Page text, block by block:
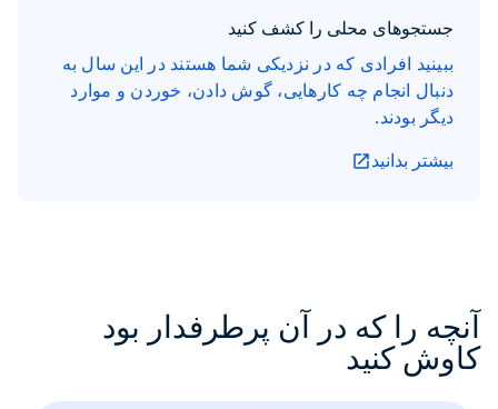
جستجوهای محلی را کشف کنید
ببینید افرادی که در نزدیکی شما هستند در این سال به
دنبال انجام چه کارهایی، گوش دادن، خوردن و موارد
دیگر بودند.
بیشتر بدانید
آنچه را که در آن پرطرفدار بود
کاوش کنید